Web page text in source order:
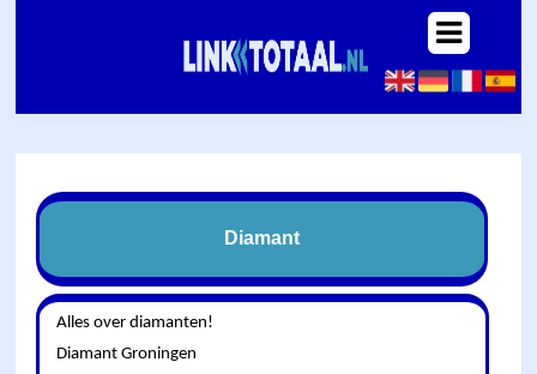
Diamant
Alles over diamanten!
Diamant Groningen